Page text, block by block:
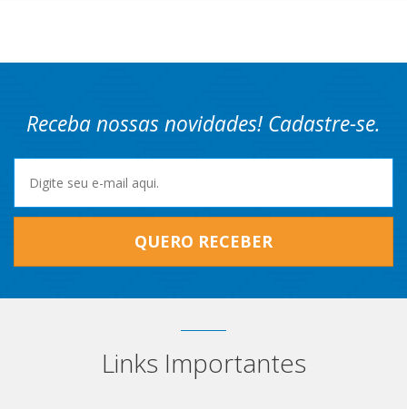
Receba nossas novidades! Cadastre-se.
QUERO RECEBER
Links Importantes